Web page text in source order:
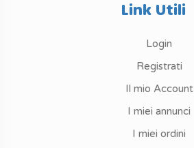
Link Utili
Login
Registrati
Il mio Account
I miei annunci
I miei ordini